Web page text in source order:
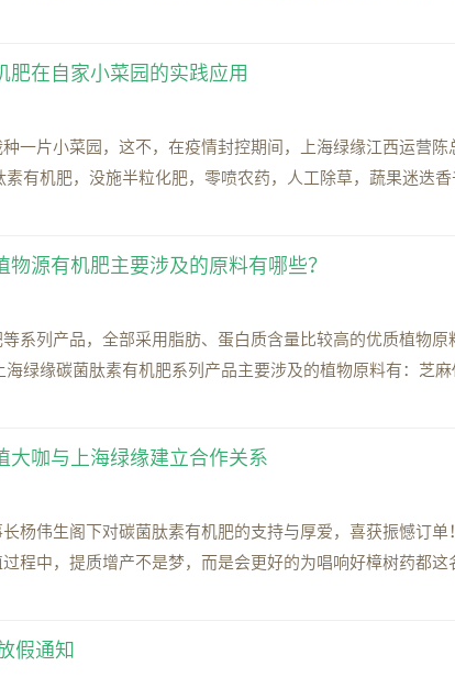
肥在自家小菜园的实践应用
一片小菜园，这不，在疫情封控期间，上海绿缘江西运营
有机肥，没施半粒化肥，零喷农药，人工除草，蔬果迷迭
源有机肥主要涉及的原料有哪些？
系列产品，全部采用脂肪、蛋白质含量比较高的优质植物
绿缘碳菌肽素有机肥系列产品主要涉及的植物原料有：芝
大咖与上海绿缘建立合作关系
杨伟生阁下对碳菌肽素有机肥的支持与厚爱，喜获振憾订单
程中，提质增产不是梦，而是会更好的为唱响好樟树药都这
假通知